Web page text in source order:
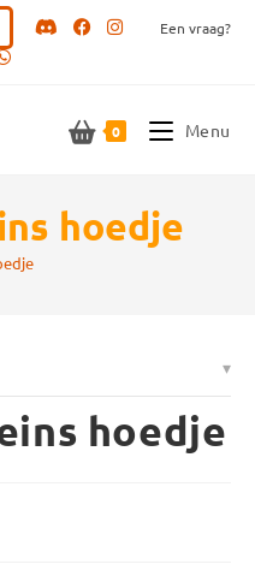
Een vraag?
0 Menu
hoedje
hoedje